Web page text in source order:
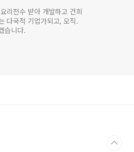
리전수 받아 개발하고 건희
다국적 기업가되고, 오직.
습니다.